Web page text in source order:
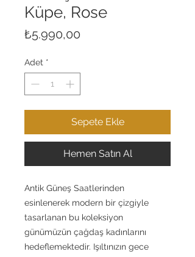
Küpe, Rose
₺5.990,00
Adet *
Sepete Ekle
Hemen Satın Al
Antik Güneş Saatlerinden
esinlenerek modern bir çizgiyle
tasarlanan bu koleksiyon
günümüzün çağdaş kadınlarını
hedeflemektedir. Işıltınızın gece